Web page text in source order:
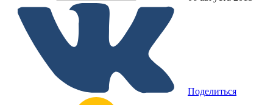
Поделиться